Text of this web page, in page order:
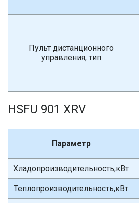
Пульт дистанционного
управления, тип
HSFU 901 XRV
Параметр
Хладопроизводительность,кВт
Теплопроизводительность,кВт